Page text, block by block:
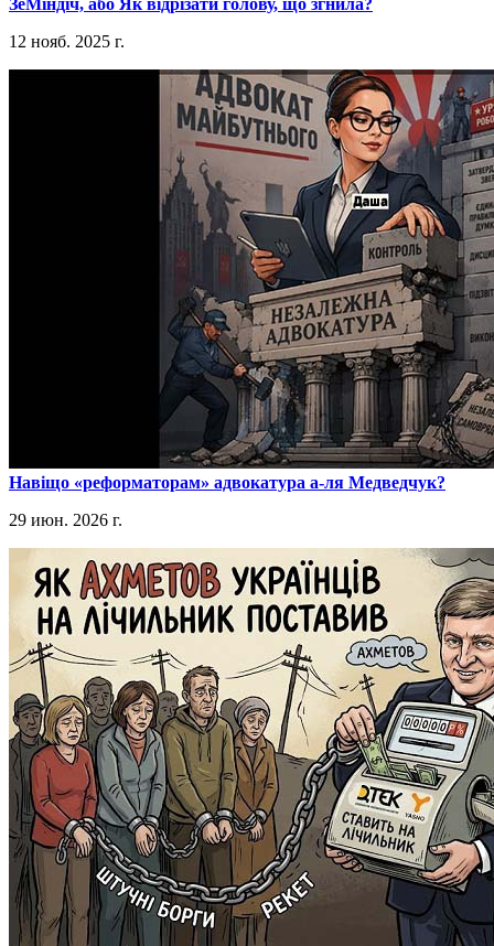
12 нояб. 2025 г.
​Навіщо «реформаторам» адвокатура а-ля Медведчук?
29 июн. 2026 г.